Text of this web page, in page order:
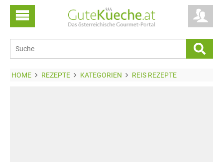
HOME REZEPTE KATEGORIEN REIS REZEPTE